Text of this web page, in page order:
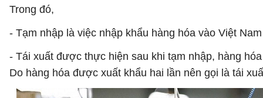
Trong đó,
- Tạm nhập là việc nhập khẩu hàng hóa vào Việt
- Tái xuất được thực hiện sau khi tạm nhập, hàng
Do hàng hóa được xuất khẩu hai lần nên gọi là tái